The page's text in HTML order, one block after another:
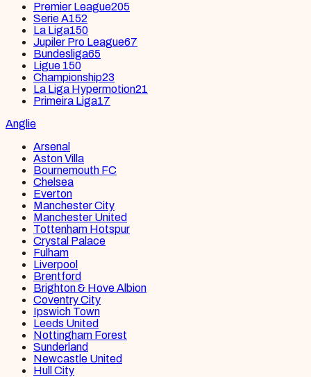
Premier League205
Serie A152
La Liga150
Jupiler Pro League67
Bundesliga65
Ligue 150
Championship23
La Liga Hypermotion21
Primeira Liga17
Anglie
Arsenal
Aston Villa
Bournemouth FC
Chelsea
Everton
Manchester City
Manchester United
Tottenham Hotspur
Crystal Palace
Fulham
Liverpool
Brentford
Brighton & Hove Albion
Coventry City
Ipswich Town
Leeds United
Nottingham Forest
Sunderland
Newcastle United
Hull City